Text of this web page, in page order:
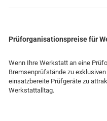
Prüforganisationspreise für
Wenn Ihre Werkstatt an eine
Bremsenprüfstände zu
einsatzbereite Prüfgeräte zu
Werkstattalltag.